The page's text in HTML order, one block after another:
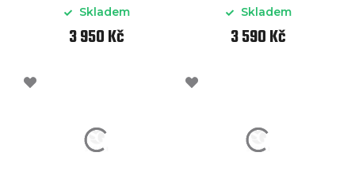
Skladem
3 950 Kč
Skladem
3 590 Kč